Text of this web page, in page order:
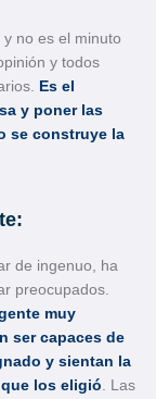
no es el minuto
y todos
Es el
y poner las
se construye la
de ingenuo, ha
preocupados.
muy
ser capaces de
y sientan la
los eligió . Las